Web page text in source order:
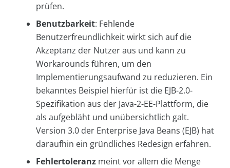
prüfen.
Benutzbarkeit: Fehlende
Benutzerfreundlichkeit wirkt sich auf die
Akzeptanz der Nutzer aus und kann zu
Workarounds führen, um den
Implementierungsaufwand zu reduzieren. Ein
bekanntes Beispiel hierfür ist die EJB-2.0-
Spezifikation aus der Java-2-EE-Plattform, die
als aufgebläht und unübersichtlich galt.
Version 3.0 der Enterprise Java Beans (EJB) hat
daraufhin ein gründliches Redesign erfahren.
Fehlertoleranz meint vor allem die Menge